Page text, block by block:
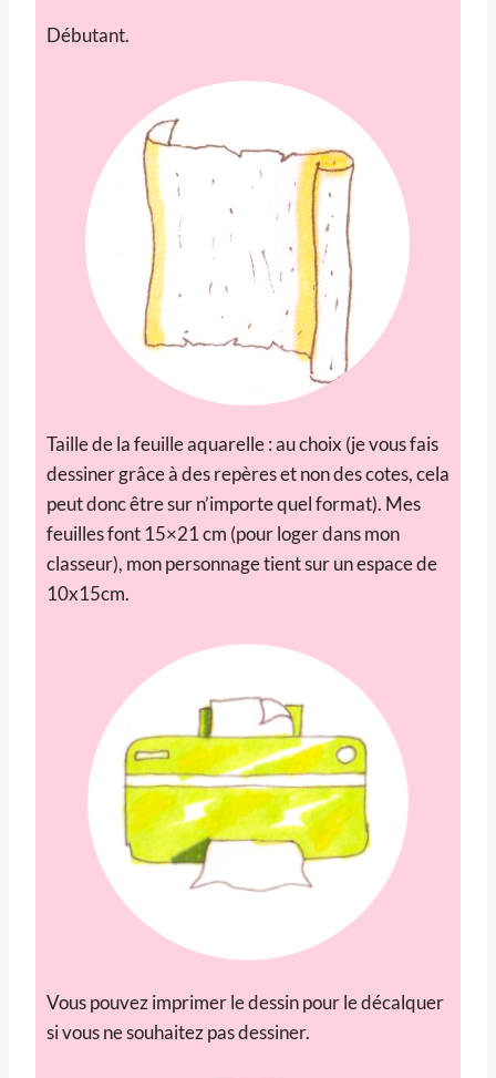
Débutant.
Taille de la feuille aquarelle : au choix (je vous fais
dessiner grâce à des repères et non des cotes, cela
peut donc être sur n’importe quel format). Mes
feuilles font 15×21 cm (pour loger dans mon
classeur), mon personnage tient sur un espace de
10x15cm.
Vous pouvez imprimer le dessin pour le décalquer
si vous ne souhaitez pas dessiner.